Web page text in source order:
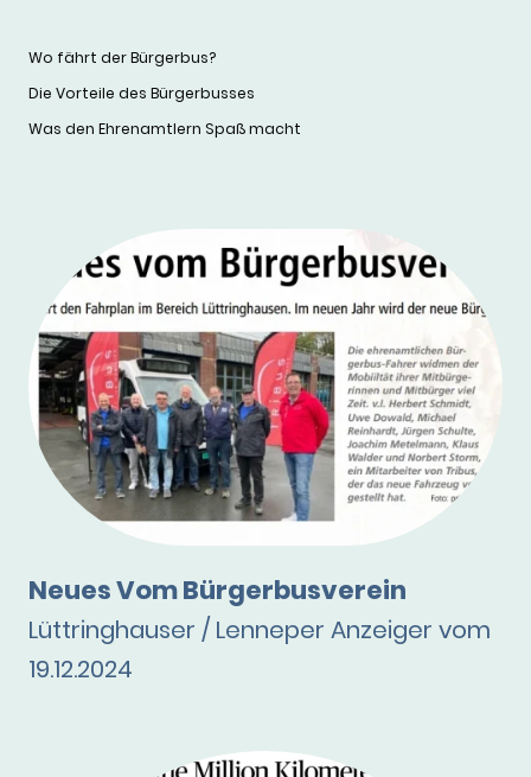
Wo fährt der Bürgerbus?
Die Vorteile des Bürgerbusses
Was den Ehrenamtlern Spaß macht
Neues Vom Bürgerbusverein
Lüttringhauser / Lenneper Anzeiger vom
19.12.2024